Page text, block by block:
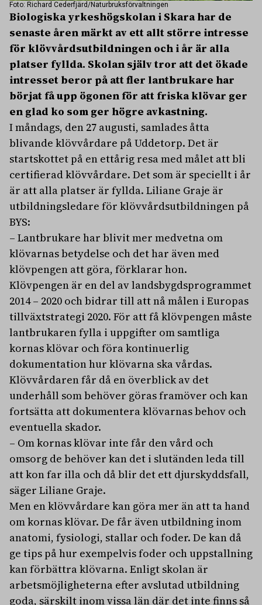
Foto: Richard Cederfjärd/Naturbruksförvaltningen
Biologiska yrkeshögskolan i Skara har de
senaste åren märkt av ett allt större intresse
för klövvårdsutbildningen och i år är alla
platser fyllda. Skolan själv tror att det ökade
intresset beror på att fler lantbrukare har
börjat få upp ögonen för att friska klövar ger
en glad ko som ger högre avkastning.
I måndags, den 27 augusti, samlades åtta
blivande klövvårdare på Uddetorp. Det är
startskottet på en ettårig resa med målet att bli
certifierad klövvårdare. Det som är speciellt i år
är att alla platser är fyllda. Liliane Graje är
utbildningsledare för klövvårdsutbildningen på
BYS:
– Lantbrukare har blivit mer medvetna om
klövarnas betydelse och det har även med
klövpengen att göra, förklarar hon.
Klövpengen är en del av landsbygdsprogrammet
2014 – 2020 och bidrar till att nå målen i Europas
tillväxtstrategi 2020. För att få klövpengen måste
lantbrukaren fylla i uppgifter om samtliga
kornas klövar och föra kontinuerlig
dokumentation hur klövarna ska vårdas.
Klövvårdaren får då en överblick av det
underhåll som behöver göras framöver och kan
fortsätta att dokumentera klövarnas behov och
eventuella skador.
– Om kornas klövar inte får den vård och
omsorg de behöver kan det i slutänden leda till
att kon far illa och då blir det ett djurskyddsfall,
säger Liliane Graje.
Men en klövvårdare kan göra mer än att ta hand
om kornas klövar. De får även utbildning inom
anatomi, fysiologi, stallar och foder. De kan då
ge tips på hur exempelvis foder och uppstallning
kan förbättra klövarna. Enligt skolan är
arbetsmöjligheterna efter avslutad utbildning
goda, särskilt inom vissa län där det inte finns så